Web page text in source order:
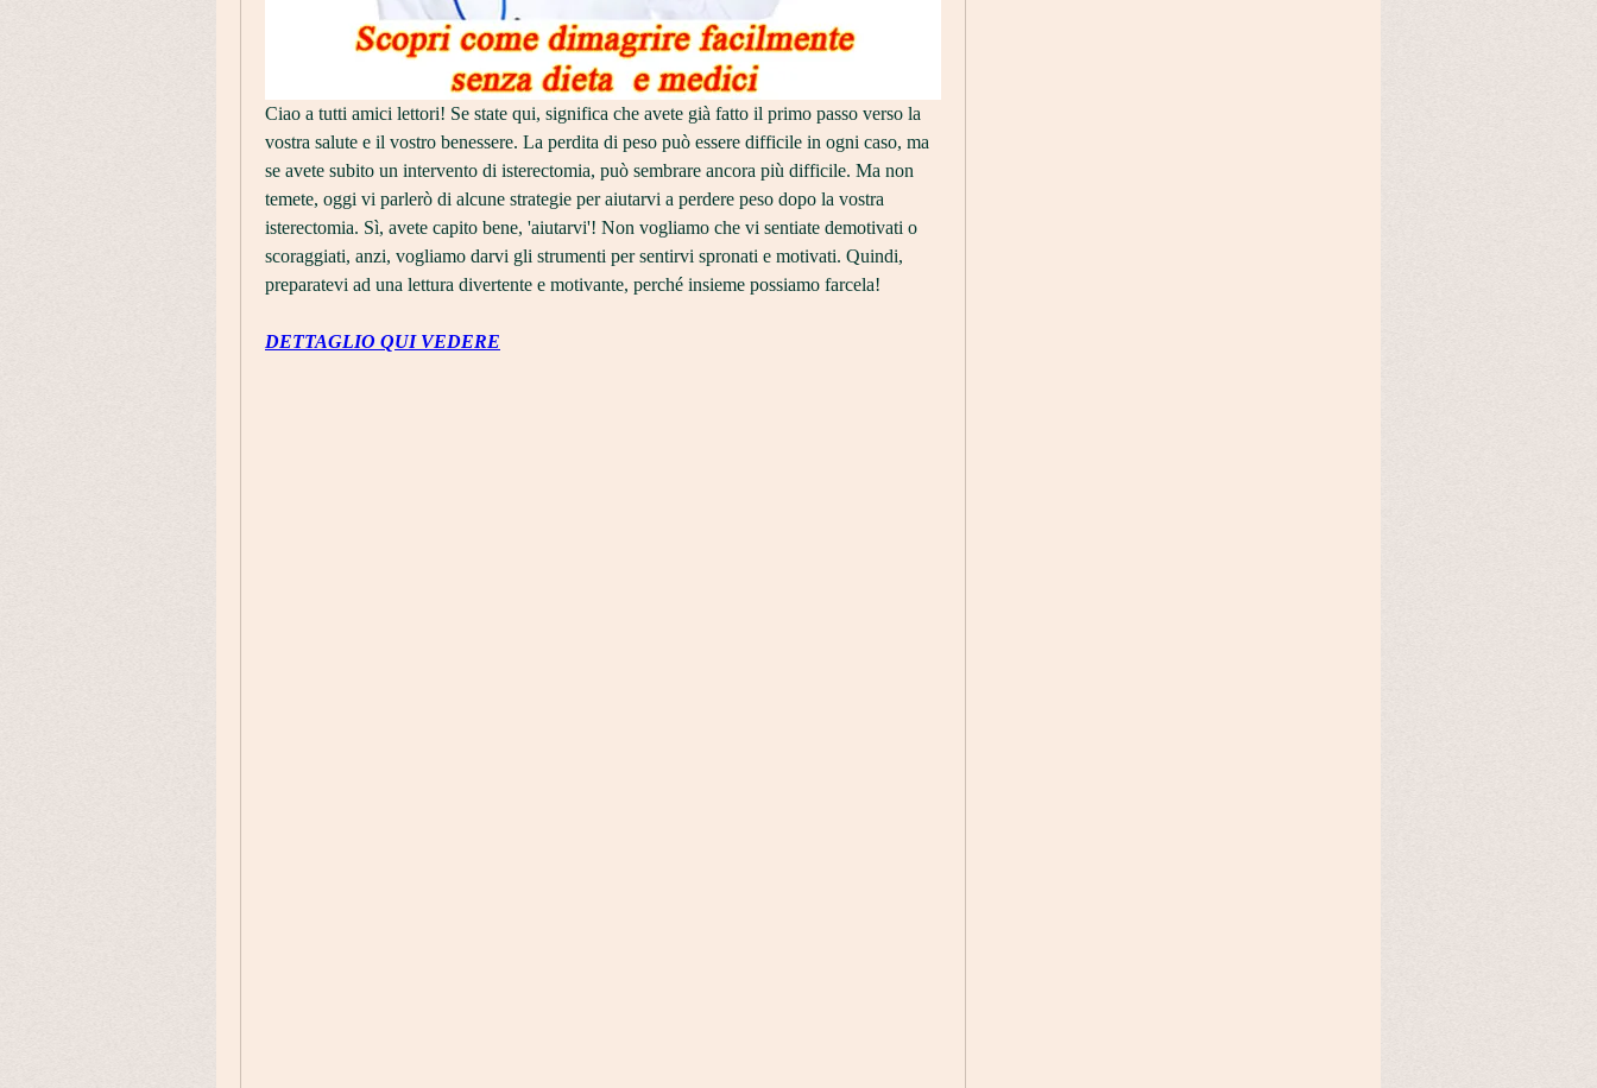
Ciao a tutti amici lettori! Se state qui, significa che avete già fatto il primo passo verso la
vostra salute e il vostro benessere. La perdita di peso può essere difficile in ogni caso, ma
se avete subito un intervento di isterectomia, può sembrare ancora più difficile. Ma non
temete, oggi vi parlerò di alcune strategie per aiutarvi a perdere peso dopo la vostra
isterectomia. Sì, avete capito bene, 'aiutarvi'! Non vogliamo che vi sentiate demotivati o
scoraggiati, anzi, vogliamo darvi gli strumenti per sentirvi spronati e motivati. Quindi,
preparatevi ad una lettura divertente e motivante, perché insieme possiamo farcela!
DETTAGLIO QUI VEDERE